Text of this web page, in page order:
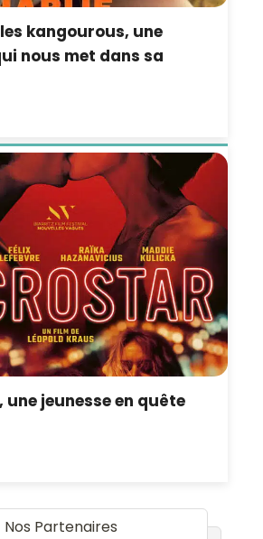
kangourous, une
nous met dans sa
jeunesse en quête
Nos Partenaires